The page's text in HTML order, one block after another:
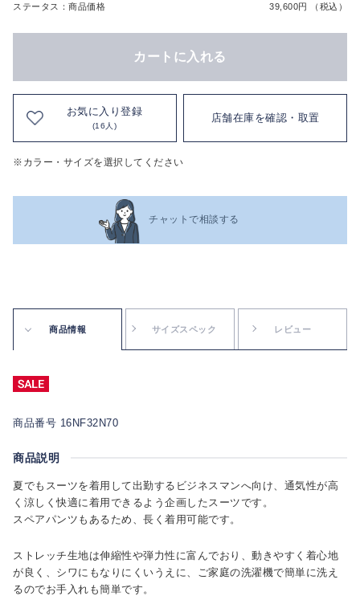
ステータス：商品価格 39,600円 （税込）
カートに入れる
お気に入り登録
(16人)
店舗在庫を確認・取置
※カラー・サイズを選択してください
チャットで相談する
商品情報 サイズスペック レビュー
商品番号 16NF32N70
商品説明
夏でもスーツを着用して出勤するビジネスマンへ向け、通気性が高
く涼しく快適に着用できるよう企画したスーツです。
スペアパンツもあるため、長く着用可能です。
ストレッチ生地は伸縮性や弾力性に富んでおり、動きやすく着心地
が良く、シワにもなりにくいうえに、ご家庭の洗濯機で簡単に洗え
るのでお手入れも簡単です。